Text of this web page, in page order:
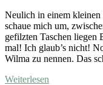
Neulich in einem
schaue mich um,
gefilzten Taschen
mal! Ich glaub’s nicht!
Wilma zu nennen. Das
Weiterlesen